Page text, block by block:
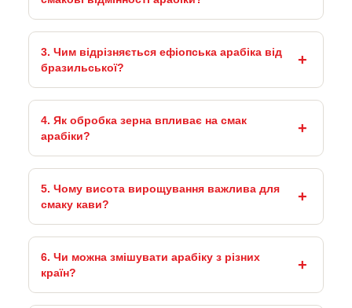
3. Чим відрізняється ефіопська арабіка від
бразильської?
4. Як обробка зерна впливає на смак
арабіки?
5. Чому висота вирощування важлива для
смаку кави?
6. Чи можна змішувати арабіку з різних
країн?